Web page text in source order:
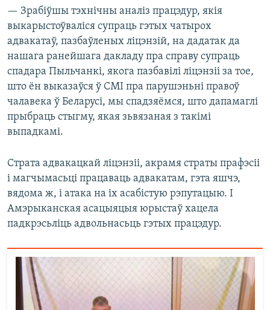
— Зрабіўшы тэхнічны аналіз працэдур, якія
выкарыстоўваліся супраць гэтых чатырох
адвакатаў, пазбаўленых ліцэнзій, на дадатак да
нашага ранейшага дакладу пра справу супраць
спадара Пыльчанкі, якога пазбавілі ліцэнзіі за тое,
што ён выказаўся ў СМІ пра парушэньні правоў
чалавека ў Беларусі, мы спадзяёмся, што дапамаглі
прыбраць стыгму, якая зьвязаная з такімі
выпадкамі.
Страта адвакацкай ліцэнзіі, акрамя страты прафэсіі
і магчымасьці працаваць адвакатам, гэта яшчэ,
вядома ж, і атака на іх асабістую рэпутацыю. І
Амэрыканская асацыяцыя юрыстаў хацела
падкрэсьліць адвольнасьць гэтых працэдур.